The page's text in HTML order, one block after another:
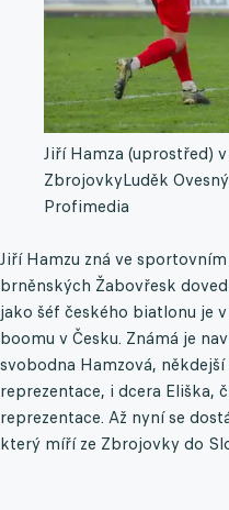
Jiří Hamza (uprostřed)
ZbrojovkyLuděk
Profimedia
Jiří Hamzu zná ve
brněnských Žabovřesk
jako šéf českého biatlonu je
boomu v Česku. Známá je
svobodna Hamzová,
reprezentace, i dcera Eliška,
reprezentace. Až nyní se
který míří ze Zbrojovky do